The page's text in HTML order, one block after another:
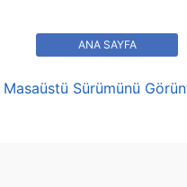
ANA SAYFA
Masaüstü Sürümünü